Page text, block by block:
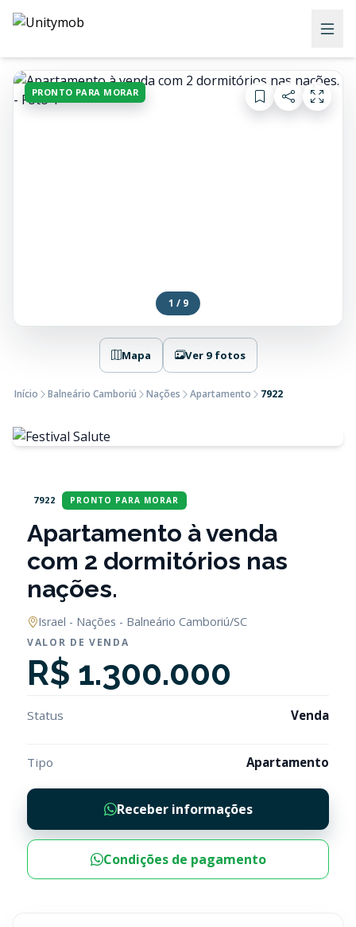
PRONTO PARA MORAR
1 / 9
Mapa Ver 9 fotos
Início Balneário Camboriú Nações Apartamento 7922
7922 PRONTO PARA MORAR
Apartamento à venda
com 2 dormitórios nas
nações.
Israel - Nações - Balneário Camboriú/SC
VALOR DE VENDA
R$ 1.300.000
Status Venda
Tipo Apartamento
Receber informações
Condições de pagamento